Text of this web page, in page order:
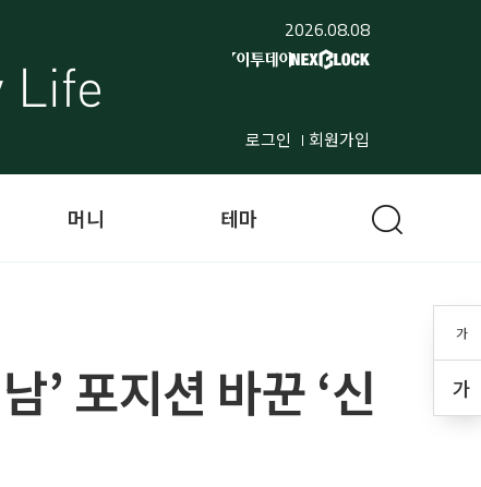
2026.08.08
로그인 회원가입
가
가
머니 테마
’ 포지션 바꾼 ‘신